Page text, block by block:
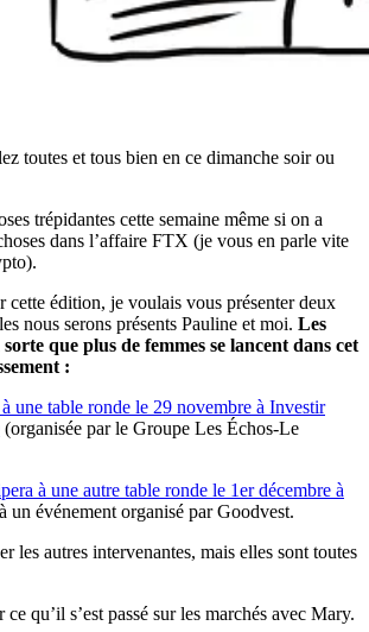
toutes et tous bien en ce dimanche soir ou
trépidantes cette semaine même si on a
dans l’affaire FTX (je vous en parle vite
cette édition, je voulais vous présenter deux
nous serons présents Pauline et moi. Les
que plus de femmes se lancent dans cet
:
une table ronde le 29 novembre à Investir
(organisée par le Groupe Les Échos-Le
à une autre table ronde le 1er décembre à
à un événement organisé par Goodvest.
les autres intervenantes, mais elles sont toutes
qu’il s’est passé sur les marchés avec Mary.